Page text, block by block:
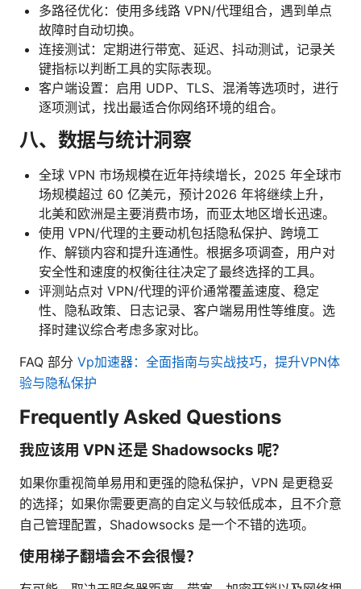
多路径优化：使用多线路 VPN/代理组合，遇到单点
故障时自动切换。
连接测试：定期进行带宽、延迟、抖动测试，记录关
键指标以判断工具的实际表现。
客户端设置：启用 UDP、TLS、混淆等选项时，进行
逐项测试，找出最适合你网络环境的组合。
八、数据与统计洞察
全球 VPN 市场规模在近年持续增长，2025 年全球市
场规模超过 60 亿美元，预计2026 年将继续上升，
北美和欧洲是主要消费市场，而亚太地区增长迅速。
使用 VPN/代理的主要动机包括隐私保护、跨境工
作、解锁内容和提升连通性。根据多项调查，用户对
安全性和速度的权衡往往决定了最终选择的工具。
评测站点对 VPN/代理的评价通常覆盖速度、稳定
性、隐私政策、日志记录、客户端易用性等维度。选
择时建议综合考虑多家对比。
FAQ 部分 Vp加速器：全面指南与实战技巧，提升VPN体
验与隐私保护
Frequently Asked Questions
我应该用 VPN 还是 Shadowsocks 呢？
如果你重视简单易用和更强的隐私保护，VPN 是更稳妥
的选择；如果你需要更高的自定义与较低成本，且不介意
自己管理配置，Shadowsocks 是一个不错的选项。
使用梯子翻墙会不会很慢？